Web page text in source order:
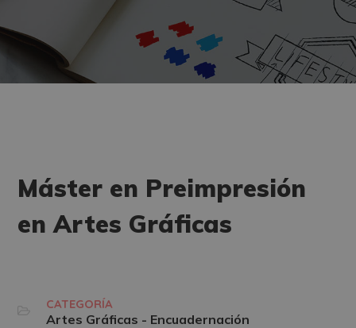
Máster en Preimpresión
en Artes Gráficas
CATEGORÍA
Artes Gráficas - Encuadernación